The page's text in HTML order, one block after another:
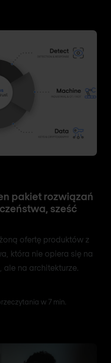
pakiet rozwiązań
sześć
ofertę produktów z
która nie opiera się na
na architekturze.
w 7 min.